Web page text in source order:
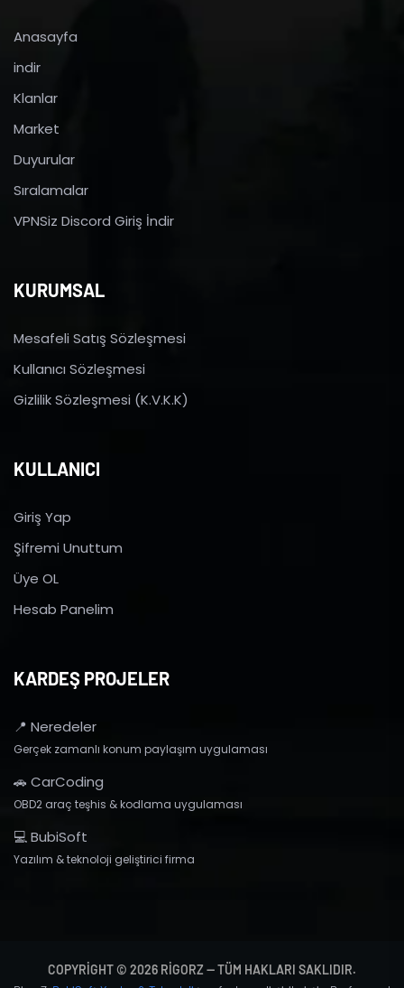
Anasayfa
indir
Klanlar
Market
Duyurular
Sıralamalar
VPNSiz Discord Giriş İndir
KURUMSAL
Mesafeli Satış Sözleşmesi
Kullanıcı Sözleşmesi
Gizlilik Sözleşmesi (K.V.K.K)
KULLANICI
Giriş Yap
Şifremi Unuttum
Üye OL
Hesab Panelim
KARDEŞ PROJELER
📍 Neredeler
Gerçek zamanlı konum paylaşım uygulaması
🚗 CarCoding
OBD2 araç teşhis & kodlama uygulaması
💻 BubiSoft
Yazılım & teknoloji geliştirici firma
COPYRIGHT © 2026 RIGORZ — TÜM HAKLARI SAKLIDIR.